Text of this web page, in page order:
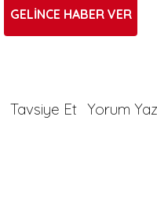
GELİNCE HABER VER
Tavsiye Et Yorum Yaz